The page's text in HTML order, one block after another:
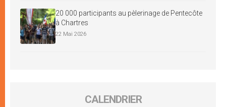
20 000 participants au pèlerinage de Pentecôte
à Chartres
22 Mai 2026
CALENDRIER